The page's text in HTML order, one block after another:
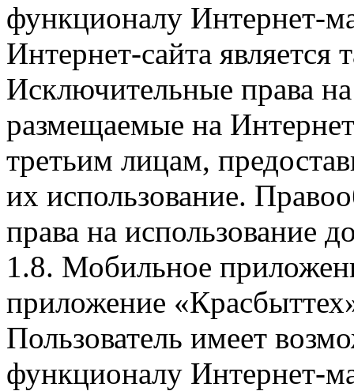
функционалу Интернет-
Интернет-сайта
Исключительные права
размещаемые на
третьим лицам,
их использование.
права на использование
1.8. Мобильное
приложение
Пользователь имеет
функционалу Интернет-